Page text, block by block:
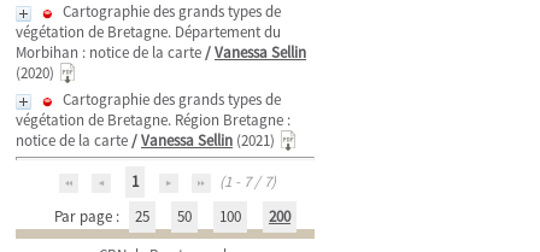
Cartographie des grands types de
végétation de Bretagne. Département du
Morbihan : notice de la carte/Vanessa Sellin
(2020)
Cartographie des grands types de
végétation de Bretagne. Région Bretagne :
notice de la carte/Vanessa Sellin (2021)
1
(1 - 7 / 7)
Par page :
25 50 100
200